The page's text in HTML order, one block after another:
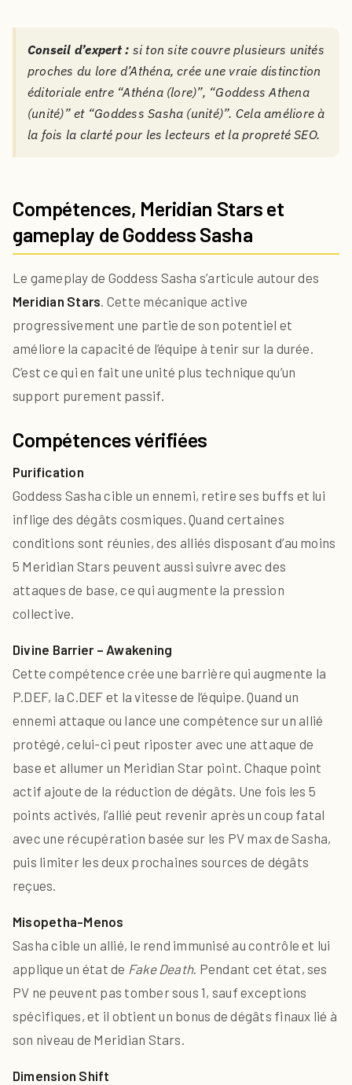
Conseil d’expert : si ton site couvre plusieurs unités
proches du lore d’Athéna, crée une vraie distinction
éditoriale entre “Athéna (lore)”, “Goddess Athena
(unité)” et “Goddess Sasha (unité)”. Cela améliore à
la fois la clarté pour les lecteurs et la propreté SEO.
Compétences, Meridian Stars et
gameplay de Goddess Sasha
Le gameplay de Goddess Sasha s’articule autour des
Meridian Stars. Cette mécanique active
progressivement une partie de son potentiel et
améliore la capacité de l’équipe à tenir sur la durée.
C’est ce qui en fait une unité plus technique qu’un
support purement passif.
Compétences vérifiées
Purification
Goddess Sasha cible un ennemi, retire ses buffs et lui
inflige des dégâts cosmiques. Quand certaines
conditions sont réunies, des alliés disposant d’au moins
5 Meridian Stars peuvent aussi suivre avec des
attaques de base, ce qui augmente la pression
collective.
Divine Barrier – Awakening
Cette compétence crée une barrière qui augmente la
P.DEF, la C.DEF et la vitesse de l’équipe. Quand un
ennemi attaque ou lance une compétence sur un allié
protégé, celui-ci peut riposter avec une attaque de
base et allumer un Meridian Star point. Chaque point
actif ajoute de la réduction de dégâts. Une fois les 5
points activés, l’allié peut revenir après un coup fatal
avec une récupération basée sur les PV max de Sasha,
puis limiter les deux prochaines sources de dégâts
reçues.
Misopetha-Menos
Sasha cible un allié, le rend immunisé au contrôle et lui
applique un état de Fake Death. Pendant cet état, ses
PV ne peuvent pas tomber sous 1, sauf exceptions
spécifiques, et il obtient un bonus de dégâts finaux lié à
son niveau de Meridian Stars.
Dimension Shift